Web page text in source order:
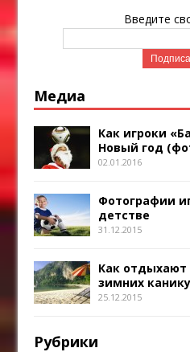
Введите
Медиа
Как игроки
Новый год
02.01.2016
Фотографии
детстве
31.12.2015
Как
зимних
25.12.2015
Рубрики